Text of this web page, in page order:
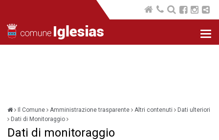
Il Comune Amministrazione trasparente Altri contenuti
Dati ulteriori
Dati di Monitoraggio
Dati di monitoraggio